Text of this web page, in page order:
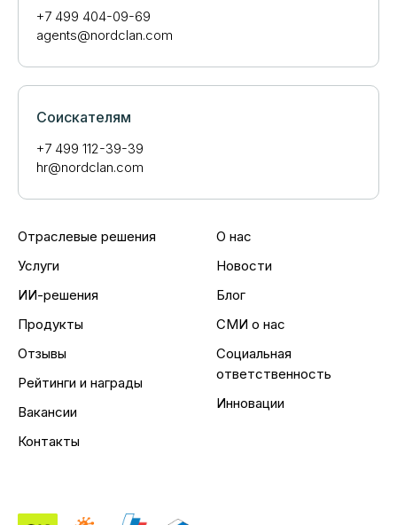
+7 499 404-09-69
agents@nordclan.com
Соискателям
+7 499 112-39-39
hr@nordclan.com
Отраслевые решения
Услуги
ИИ-решения
Продукты
Отзывы
Рейтинги и награды
Вакансии
Контакты
О нас
Новости
Блог
СМИ о нас
Социальная
ответственность
Инновации